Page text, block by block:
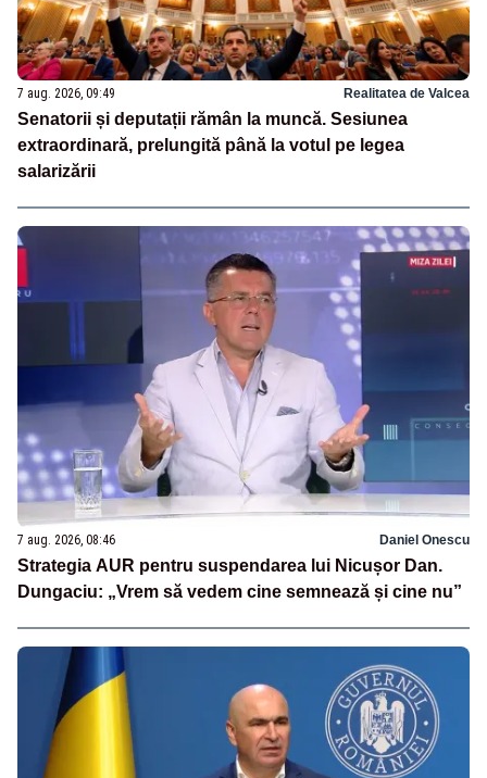
7 aug. 2026, 09:49 Realitatea de Valcea
Senatorii și deputații rămân la muncă. Sesiunea
extraordinară, prelungită până la votul pe legea
salarizării
7 aug. 2026, 08:46 Daniel Onescu
Strategia AUR pentru suspendarea lui Nicușor Dan.
Dungaciu: „Vrem să vedem cine semnează și cine nu”